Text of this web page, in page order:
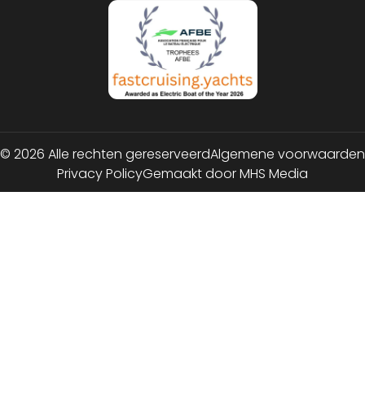
© 2026 Alle rechten gereserveerdAlgemene voorwaarden
Privacy PolicyGemaakt door MHS Media